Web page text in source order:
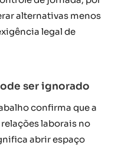
alternativas menos
legal de
ser ignorado
confirma que a
laborais no
abrir espaço